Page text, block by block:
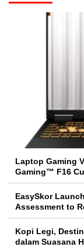
Laptop Gaming
Gaming™ F16
EasySkor
Assessment to
Kopi Legi,
dalam Suasana